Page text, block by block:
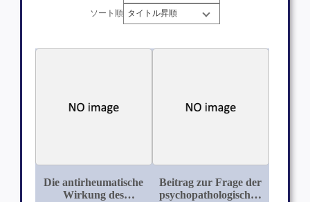
ソート順
Die antirheumatische
Wirkung des
Beitrag zur Frage der
psychopathologischen